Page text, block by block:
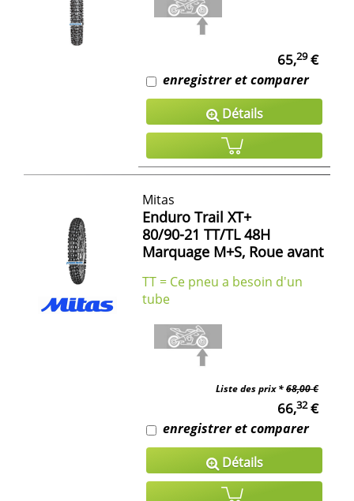
65,29€
enregistrer et comparer
Détails
Mitas
Enduro Trail XT+
80/90-21 TT/TL 48H
Marquage M+S, Roue avant
TT = Ce pneu a besoin d'un
tube
Liste des prix *68,00 €
66,32€
enregistrer et comparer
Détails